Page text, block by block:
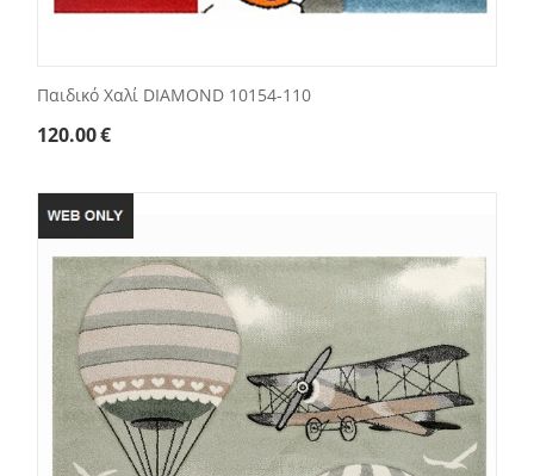
Παιδικό Χαλί DIAMOND 10154-110
120.00€